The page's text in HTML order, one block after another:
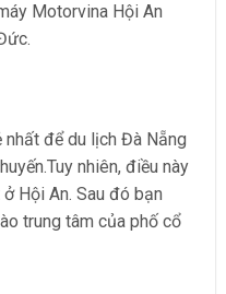
Motorvina Hội An
để du lịch Đà Nẵng
nhiên, điều này
Hội An. Sau đó bạn
trung tâm của phố cổ